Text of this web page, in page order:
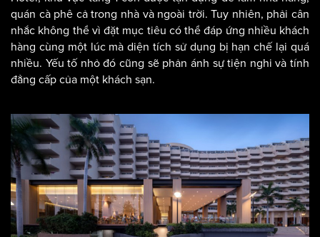
Nhằm khai thác triệt để giá trị của bất động sản, thiết kế cần
thể hiện được công năng khoa học và hợp lý, mang lại
doanh thu tối đa cho chủ đầu tư mà vẫn phải đảm bảo được
không gian hưởng thụ dành cho du khách. Ví như tại Grand
Hotel, khu vực tầng 1 còn được tận dụng để làm nhà hàng,
nhắc không thể vì đặt mục tiêu có thể đáp ứng nhiều khách
hàng cùng một lúc mà diện tích sử dụng bị hạn chế lại quá
nhiều. Yếu tố nhỏ đó cũng sẽ phản ánh sự tiện nghi và tính
đẳng cấp của một khách sạn.